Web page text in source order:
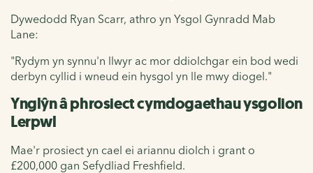
Dywedodd Ryan Scarr, athro yn Ysgol Gynradd Mab
Lane:
"Rydym yn synnu'n llwyr ac mor ddiolchgar ein bod wedi
derbyn cyllid i wneud ein hysgol yn lle mwy diogel."
Ynglŷn â phrosiect cymdogaethau ysgolion
Lerpwl
Mae'r prosiect yn cael ei ariannu diolch i grant o
£200,000 gan Sefydliad Freshfield.